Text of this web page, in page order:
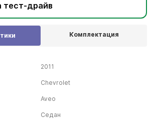
тест-драйв
Комплектация
2011
Chevrolet
Aveo
Седан